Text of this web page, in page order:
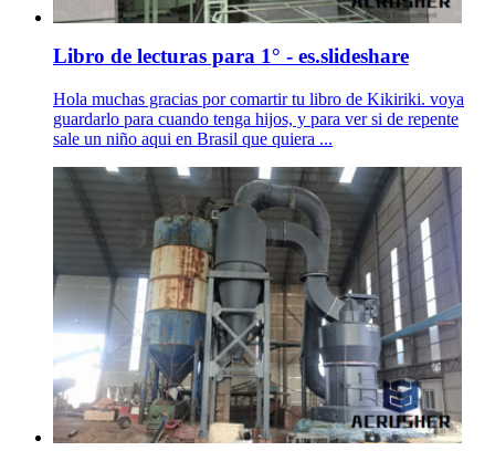
Libro de lecturas para 1° - es.slideshare
Hola muchas gracias por comartir tu libro de Kikiriki. voya
guardarlo para cuando tenga hijos, y para ver si de repente
sale un niño aqui en Brasil que quiera ...